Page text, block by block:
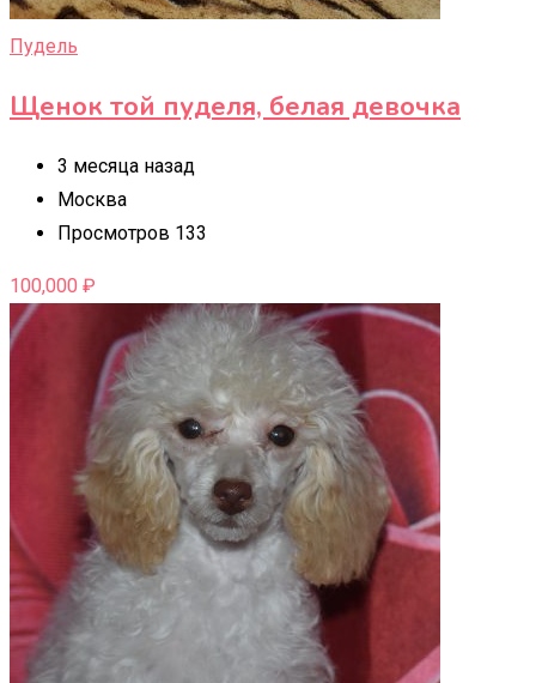
Пудель
Щенок той пуделя, белая девочка
3 месяца назад
Москва
Просмотров 133
100,000 ₽